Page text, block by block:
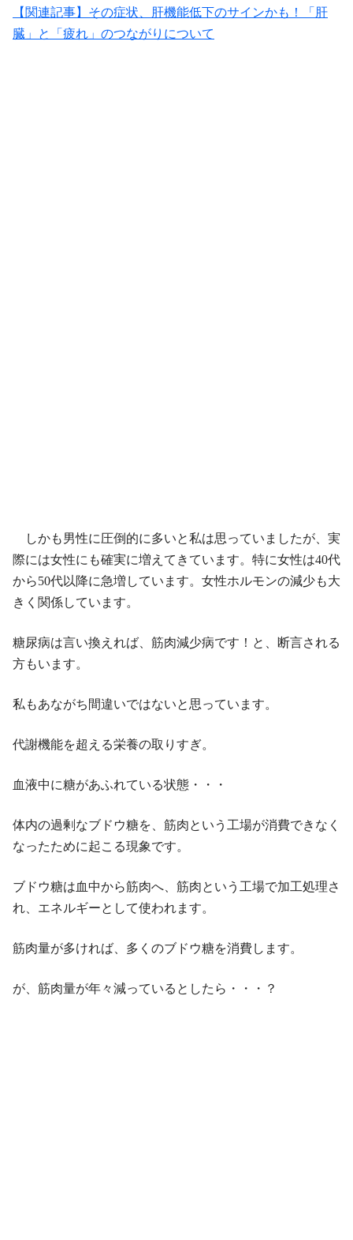
【関連記事】その症状、肝機能低下のサインかも！「肝
臓」と「疲れ」のつながりについて
しかも男性に圧倒的に多いと私は思っていましたが、実
際には女性にも確実に増えてきています。特に女性は40代
から50代以降に急増しています。女性ホルモンの減少も大
きく関係しています。
糖尿病は言い換えれば、筋肉減少病です！と、断言される
方もいます。
私もあながち間違いではないと思っています。
代謝機能を超える栄養の取りすぎ。
血液中に糖があふれている状態・・・
体内の過剰なブドウ糖を、筋肉という工場が消費できなく
なったために起こる現象です。
ブドウ糖は血中から筋肉へ、筋肉という工場で加工処理さ
れ、エネルギーとして使われます。
筋肉量が多ければ、多くのブドウ糖を消費します。
が、筋肉量が年々減っているとしたら・・・？